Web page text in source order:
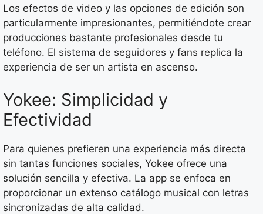
Los efectos de video y las opciones de edición son
particularmente impresionantes, permitiéndote crear
producciones bastante profesionales desde tu
teléfono. El sistema de seguidores y fans replica la
experiencia de ser un artista en ascenso.
Yokee: Simplicidad y
Efectividad
Para quienes prefieren una experiencia más directa
sin tantas funciones sociales, Yokee ofrece una
solución sencilla y efectiva. La app se enfoca en
proporcionar un extenso catálogo musical con letras
sincronizadas de alta calidad.